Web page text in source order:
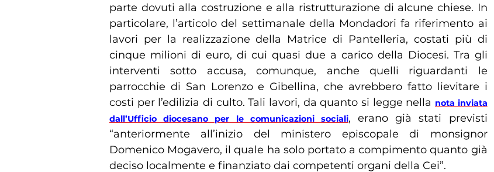
parte dovuti alla costruzione e alla ristrutturazione di alcune chiese. In
particolare, l’articolo del settimanale della Mondadori fa riferimento ai
lavori per la realizzazione della Matrice di Pantelleria, costati più di
cinque milioni di euro, di cui quasi due a carico della Diocesi. Tra gli
interventi sotto accusa, comunque, anche quelli riguardanti le
parrocchie di San Lorenzo e Gibellina, che avrebbero fatto lievitare i
costi per l’edilizia di culto. Tali lavori, da quanto si legge nella nota inviata
dall’Ufficio diocesano per le comunicazioni sociali, erano già stati previsti
“anteriormente all’inizio del ministero episcopale di monsignor
Domenico Mogavero, il quale ha solo portato a compimento quanto già
deciso localmente e finanziato dai competenti organi della Cei”.